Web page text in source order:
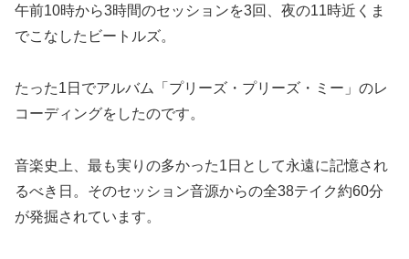
午前10時から3時間のセッションを3回、夜の11時近くま
でこなしたビートルズ。
たった1日でアルバム「プリーズ・プリーズ・ミー」のレ
コーディングをしたのです。
音楽史上、最も実りの多かった1日として永遠に記憶され
るべき日。そのセッション音源からの全38テイク約60分
が発掘されています。